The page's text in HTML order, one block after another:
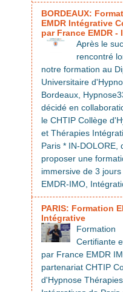
BORDEAUX:
EMDR Intégrative
par France EMDR -
Après le
rencontré
notre formation au
Universitaire
Bordeaux,
décidé en
le CHTIP Collège
et Thérapies
Paris * IN-DOLORE,
proposer une
immersive de 3 jours
EMDR-IMO,
PARIS: Formation
Intégrative
Formation
Certifiante
par France EMDR
partenariat CHTIP
d'Hypnose Thérapies